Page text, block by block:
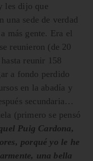
les dijo que
una sede de verdad
más gente. Era el
reunieron (de 20
reunir 158
a fondo perdido
en la abadía y
secundaria…
(primero se pensó
Puig Cardona,
porqué yo le he
una bella